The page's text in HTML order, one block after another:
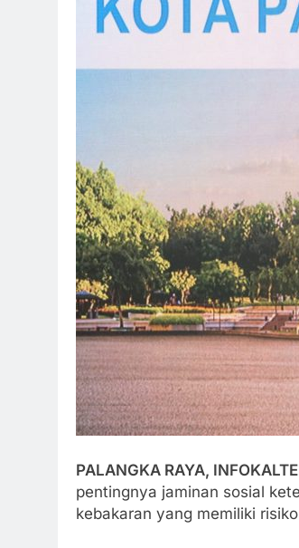
PALANGKA RAYA,
pentingnya jaminan sosial
kebakaran yang memiliki